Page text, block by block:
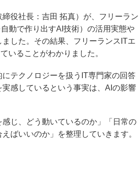
役社長：吉田 拓真）が、フリーラン
動で作り出すAI技術）の活用実態や
した。その結果、フリーランスITエ
いることがわかりました。
テクノロジーを扱うIT専門家の回答
感しているという事実は、AIの影響
じ、どう動いているのか」「日常の
ばいいのか」を整理していきます。